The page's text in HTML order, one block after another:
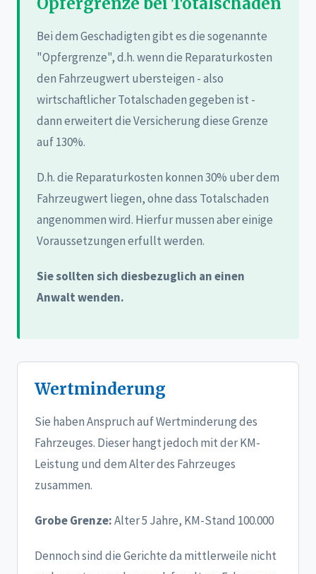
Bei dem Geschadigten gibt es die sogenannte
"Opfergrenze", d.h. wenn die Reparaturkosten
den Fahrzeugwert ubersteigen - also
wirtschaftlicher Totalschaden gegeben ist -
dann erweitert die Versicherung diese Grenze
auf 130%.
D.h. die Reparaturkosten konnen 30% uber dem
Fahrzeugwert liegen, ohne dass Totalschaden
angenommen wird. Hierfur mussen aber einige
Voraussetzungen erfullt werden.
Sie sollten sich diesbezuglich an einen
Anwalt wenden.
Wertminderung
Sie haben Anspruch auf Wertminderung des
Fahrzeuges. Dieser hangt jedoch mit der KM-
Leistung und dem Alter des Fahrzeuges
zusammen.
Grobe Grenze:Alter 5 Jahre, KM-Stand 100.000
Dennoch sind die Gerichte da mittlerweile nicht